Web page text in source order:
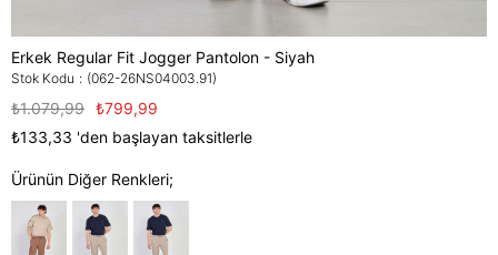
Erkek Regular Fit Jogger Pantolon - Siyah
Stok Kodu (062-26NS04003.91)
₺1.079,99 ₺799,99
₺133,33 'den başlayan taksitlerle
Ürünün Diğer Renkleri;